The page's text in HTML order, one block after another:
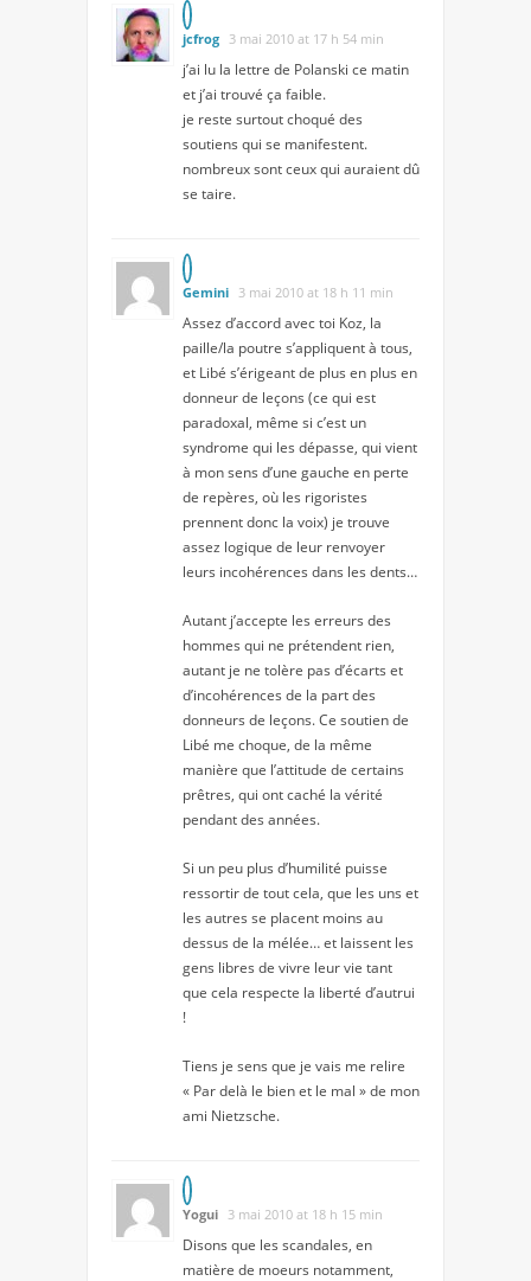
jcfrog 3 mai 2010 at 17 h 54 min
j’ai lu la lettre de Polanski ce matin
et j’ai trouvé ça faible.
je reste surtout choqué des
soutiens qui se manifestent.
nombreux sont ceux qui auraient dû
se taire.
Gemini 3 mai 2010 at 18 h 11 min
Assez d’accord avec toi Koz, la
paille/la poutre s’appliquent à tous,
et Libé s’érigeant de plus en plus en
donneur de leçons (ce qui est
paradoxal, même si c’est un
syndrome qui les dépasse, qui vient
à mon sens d’une gauche en perte
de repères, où les rigoristes
prennent donc la voix) je trouve
assez logique de leur renvoyer
leurs incohérences dans les dents…
Autant j’accepte les erreurs des
hommes qui ne prétendent rien,
autant je ne tolère pas d’écarts et
d’incohérences de la part des
donneurs de leçons. Ce soutien de
Libé me choque, de la même
manière que l’attitude de certains
prêtres, qui ont caché la vérité
pendant des années.
Si un peu plus d’humilité puisse
ressortir de tout cela, que les uns et
les autres se placent moins au
dessus de la mélée… et laissent les
gens libres de vivre leur vie tant
que cela respecte la liberté d’autrui
!
Tiens je sens que je vais me relire
« Par delà le bien et le mal » de mon
ami Nietzsche.
Yogui 3 mai 2010 at 18 h 15 min
Disons que les scandales, en
matière de moeurs notamment,